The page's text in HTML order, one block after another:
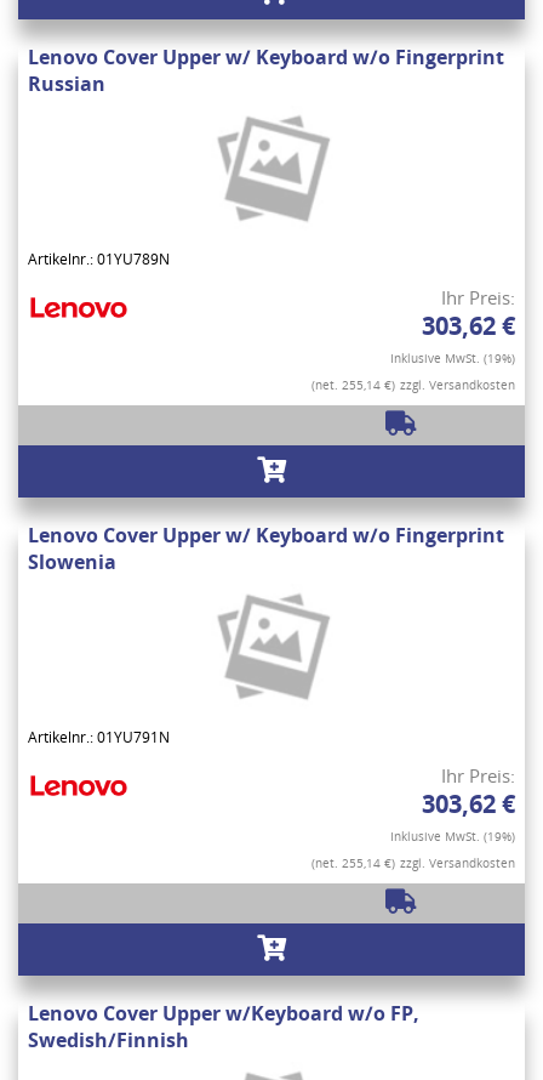
Lenovo Cover Upper w/ Keyboard w/o Fingerprint
Russian
Artikelnr.: 01YU789N
Ihr Preis:
303,62 €
Inklusive MwSt. (19%)
(net. 255,14 €) zzgl. Versandkosten
Lenovo Cover Upper w/ Keyboard w/o Fingerprint
Slowenia
Artikelnr.: 01YU791N
Ihr Preis:
303,62 €
Inklusive MwSt. (19%)
(net. 255,14 €) zzgl. Versandkosten
Lenovo Cover Upper w/Keyboard w/o FP,
Swedish/Finnish